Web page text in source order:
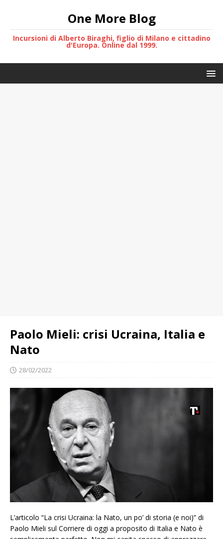
One More Blog
Incursioni di Alberto Biraghi, figlio di Milano e cittadino
d'Europa. Online dal 1999.
Paolo Mieli: crisi Ucraina, Italia e
Nato
28/02/2022
L’articolo “La crisi Ucraina: la Nato, un po’ di storia (e noi)” di
Paolo Mieli sul Corriere di oggi a proposito di Italia e Nato è